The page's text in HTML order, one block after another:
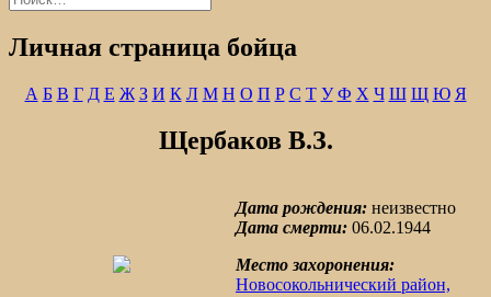
Личная страница бойца
А Б В Г Д Е Ж З И К Л М Н О П Р С Т У Ф Х Ч Ш Щ Ю Я
Щербаков В.З.
Дата рождения: неизвестно
Дата смерти: 06.02.1944
Место захоронения:
Новосокольнический район,